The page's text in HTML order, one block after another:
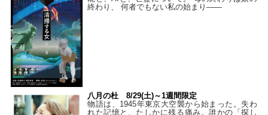
終わり、 何者でもない私の始まり――
八月の杜 8/29(土)～1週間限定
物語は、1945年東京大空襲から始まった。失わ
れた記憶と、たしかに残る痛み。誰かの「探し